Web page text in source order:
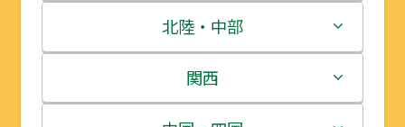
青森県
岩手県
茨城県
栃木県
北陸・中部
新潟県
関西